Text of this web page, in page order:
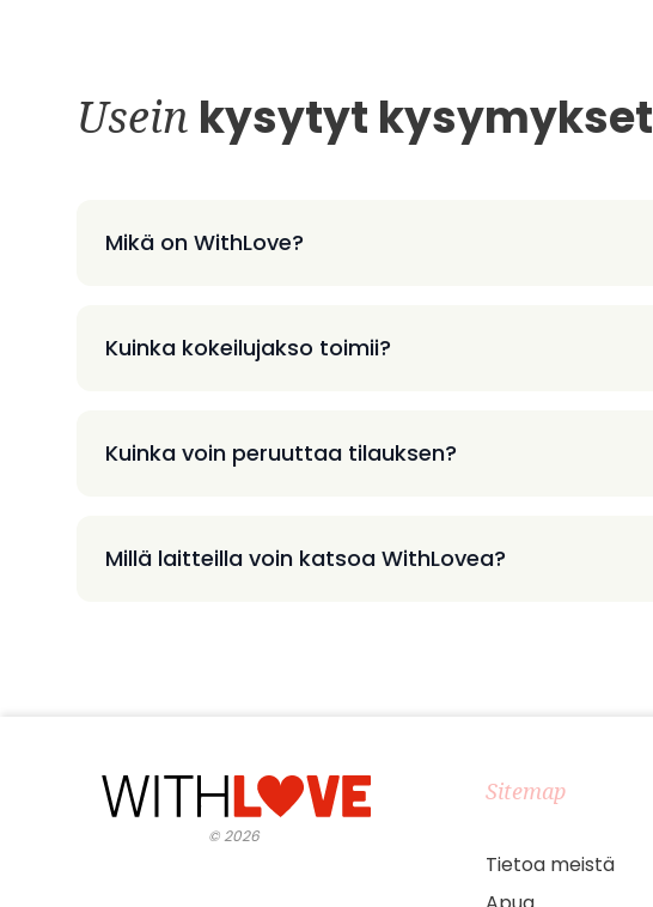
Usein kysytyt kysymykset
Mikä on WithLove?
Kuinka kokeilujakso toimii?
Kuinka voin peruuttaa tilauksen?
Millä laitteilla voin katsoa WithLovea?
©2026
Sitemap
Tietoa meistä